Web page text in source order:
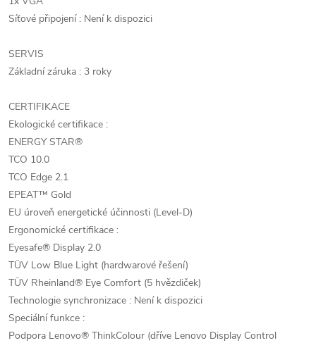
Síťové připojení : Není k dispozici
SERVIS
Základní záruka : 3 roky
CERTIFIKACE
Ekologické certifikace :
ENERGY STAR®
TCO 10.0
TCO Edge 2.1
EPEAT™ Gold
EU úroveň energetické účinnosti (Level-D)
Ergonomické certifikace :
Eyesafe® Display 2.0
TÜV Low Blue Light (hardwarové řešení)
TÜV Rheinland® Eye Comfort (5 hvězdiček)
Technologie synchronizace : Není k dispozici
Speciální funkce :
Podpora Lenovo® ThinkColour (dříve Lenovo Display Control